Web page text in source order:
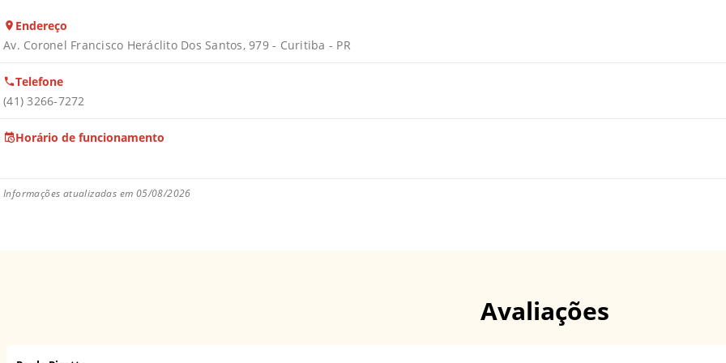
Endereço
Av. Coronel Francisco Heráclito Dos Santos, 979 - Curitiba - PR
Telefone
(41) 3266-7272
Horário de funcionamento
Informações atualizadas em 05/08/2026
Avaliações